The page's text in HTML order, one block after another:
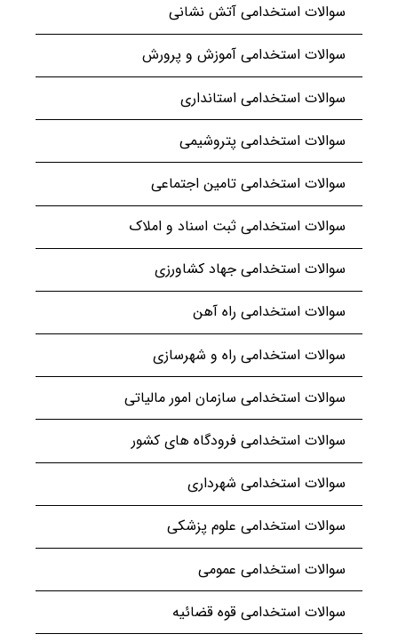
سوالات استخدامی آتش نشانی
سوالات استخدامی آموزش و پرورش
سوالات استخدامی استانداری
سوالات استخدامی پتروشیمی
سوالات استخدامی تامین اجتماعی
سوالات استخدامی ثبت اسناد و املاک
سوالات استخدامی جهاد کشاورزی
سوالات استخدامی راه آهن
سوالات استخدامی راه و شهرسازی
سوالات استخدامی سازمان امور مالیاتی
سوالات استخدامی فرودگاه های کشور
سوالات استخدامی شهرداری
سوالات استخدامی علوم پزشکی
سوالات استخدامی عمومی
سوالات استخدامی قوه قضائیه